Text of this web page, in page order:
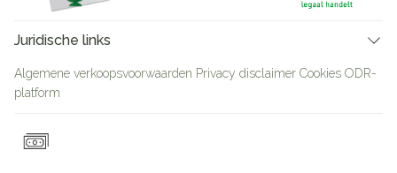
Juridische links
Algemene verkoopsvoorwaarden Privacy disclaimer Cookies ODR-
platform